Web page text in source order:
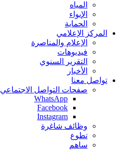
المياه
الإيواء
الحماية
المركز الإعلامي
الإعلام والمناصرة
فيديوهات
التقرير السنوي
الأخبار
تواصل معنا
صفحات التواصل الاجتماعي
WhatsApp
Facebook
Instagram
وظائف شاغرة
تطوع
ساهم